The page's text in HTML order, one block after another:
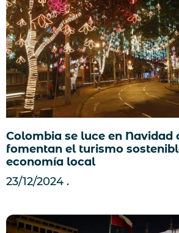
Colombia se luce en Navidad
fomentan el turismo
economía local
23/12/2024